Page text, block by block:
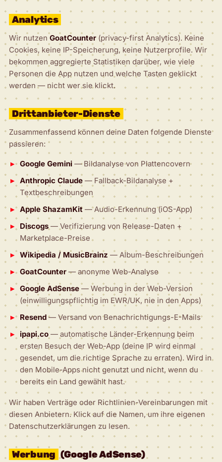
Analytics
Wir nutzen GoatCounter (privacy-first Analytics). Keine
Cookies, keine IP-Speicherung, keine Nutzerprofile. Wir
bekommen aggregierte Statistiken darüber, wie viele
Personen die App nutzen und welche Tasten geklickt
werden — nicht wer sie klickt.
Drittanbieter-Dienste
Zusammenfassend können deine Daten folgende Dienste
passieren:
Google Gemini — Bildanalyse von Plattencovern
Anthropic Claude — Fallback-Bildanalyse +
Textbeschreibungen
Apple ShazamKit — Audio-Erkennung (iOS-App)
Discogs— Verifizierung von Release-Daten +
Marketplace-Preise
Wikipedia / MusicBrainz — Album-Beschreibungen
GoatCounter — anonyme Web-Analyse
Google AdSense — Werbung in der Web-Version
(einwilligungspflichtig im EWR/UK, nie in den Apps)
Resend— Versand von Benachrichtigungs-E-Mails
ipapi.co — automatische Länder-Erkennung beim
ersten Besuch der Web-App (deine IP wird einmal
gesendet, um die richtige Sprache zu erraten). Wird in
den Mobile-Apps nicht genutzt und nicht, wenn du
bereits ein Land gewählt hast.
Wir haben Verträge oder Richtlinien-Vereinbarungen mit
diesen Anbietern. Klick auf die Namen, um ihre eigenen
Datenschutzerklärungen zu lesen.
Werbung (Google AdSense)